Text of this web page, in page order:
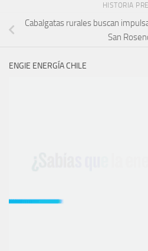
HISTORIA
Cabalgatas rurales buscan
San
ENGIE ENERGÍA CHILE